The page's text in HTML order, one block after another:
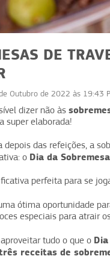
DE
Outubro de 2022 às 19:43
dizer não às
super elaborada!
depois das refeições, a
o Dia da Sobremesa
perfeita para se
ótima oportunidade
especiais para atrair
tudo o que o
receitas de
Receitas com
além da xícara